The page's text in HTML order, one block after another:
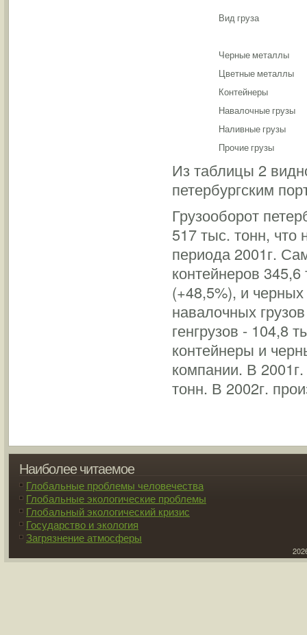
Вид груза
Черные металлы
Цветные металлы
Контейнеры
Навалочные грузы
Наливные грузы
Прочие грузы
Из таблицы 2
петербургским
Грузооборот
517 тыс. тонн, что
периода 2001г.
контейнеров
(+48,5%), и
навалочных
генгрузов - 104,8
контейнеры и
компании. В
тонн. В 2002г.
Наиболее читаемое
Глобальные проблемы человечества
Глобальные экологические проблемы
Глобальный экологический кризис
Государство и экология
Загрязнение атмосферы